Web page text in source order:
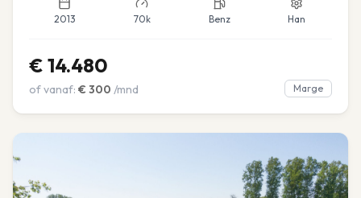
2013 70k Benz Han
€ 14.480
of vanaf: € 300 /mnd Marge